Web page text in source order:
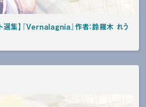
選集】『Vernalagnia』作者：鈴羅木 れう